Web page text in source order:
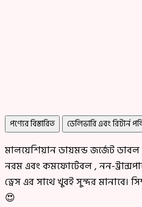
পণ্যের বিস্তারিত ডেলিভারি এবং রিটার্ন
মালয়েশিয়ান ডায়মন্ড জর্জেট ডাবল
নরম এবং কমফোর্টেবল , নন-
ড্রেস এর সাথে খুবই সুন্দর মানাবে।
😍